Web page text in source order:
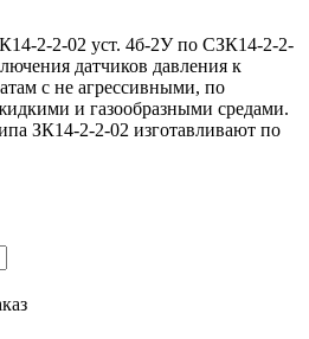
2-2-02 уст. 4б-2У по СЗК14-2-2-
датчиков давления к
с не агрессивными, по
и газообразными средами.
ЗК14-2-2-02 изготавливают по